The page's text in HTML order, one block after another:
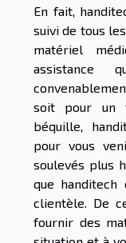
En fait,
suivi de tous
matériel
assistance
soit pour un
béquille,
pour vous
soulevés plus
que
clientèle. De
fournir des